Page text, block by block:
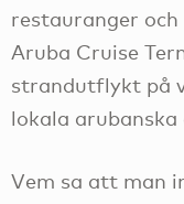
restauranger
Aruba Cruise
strandutflykt på
lokala
Vem sa att man